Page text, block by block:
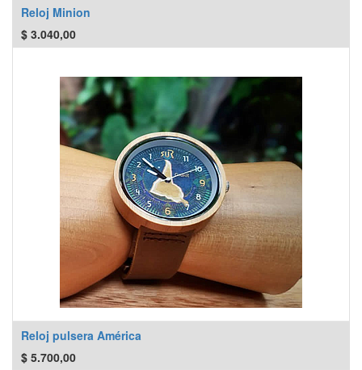
Reloj Minion
$ 3.040,00
Reloj pulsera América
$ 5.700,00